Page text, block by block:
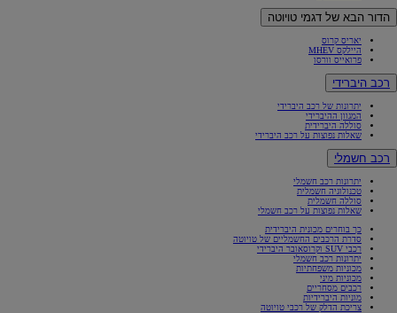
הדור הבא של דגמי טויוטה
יאריס קרוס
היילקס MHEV
פרואייס וורסו
רכב היברידי
יתרונות של רכב היברידי
המגוון ההיברידי
סוללה היברידית
שאלות נפוצות על רכב היברידי
רכב חשמלי
יתרונות רכב חשמלי
טכנולוגיה חשמלית
סוללה חשמלית
שאלות נפוצות על רכב חשמלי
כך בוחרים מכונית היברידית
סדרת הרכבים החשמליים של טויוטה
רכבי SUV וקרוסאובר היברידי
יתרונות רכב חשמלי
מכוניות משפחתיות
מכוניות מיני
רכבים מסחריים
מוניות היברידיות
צריכת הדלק של רכבי טויוטה